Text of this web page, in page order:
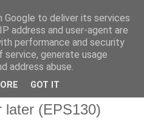
later (EPS130)
Google to deliver its services
address and user-agent are
performance and security
generate usage
address abuse.
GOT IT